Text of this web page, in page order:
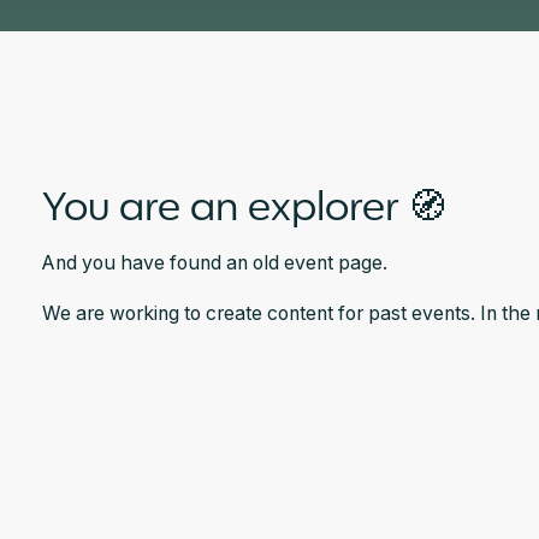
You are an explorer 🧭
And you have found an old event page.
We are working to create content for past events. In